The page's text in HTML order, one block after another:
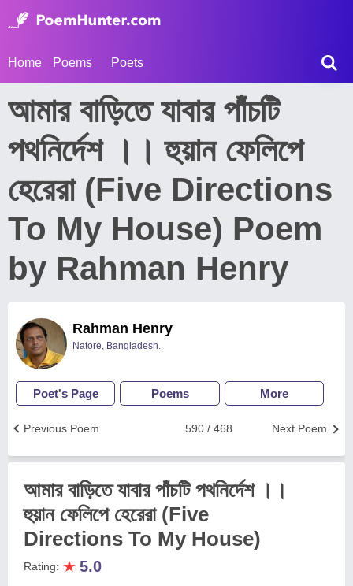
Home Poems Poets
আমার বাড়িতে যাবার পাঁচটি
পথনির্দেশ ।। হুয়ান ফেলিপে
হেরেরা (Five Directions
To My House) Poem
by Rahman Henry
Rahman Henry
Natore, Bangladesh.
Poet's Page Poems More
Next Poem
590 / 468
Previous Poem
আমার বাড়িতে যাবার পাঁচটি পথনির্দেশ ।।
হুয়ান ফেলিপে হেরেরা (Five
Directions To My House)
Rating: ★ 5.0